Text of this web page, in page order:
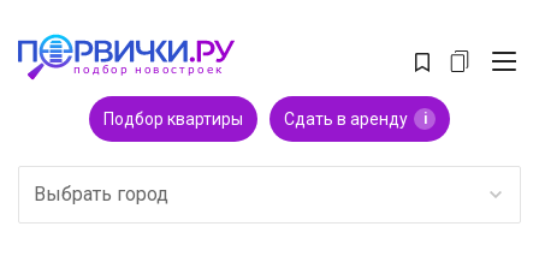
Подбор квартиры Сдать в аренду i
Выбрать город